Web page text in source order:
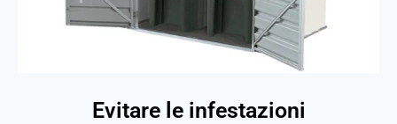
Evitare le infestazioni